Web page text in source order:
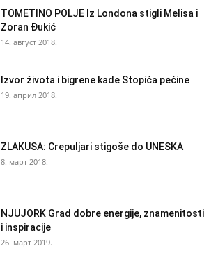
TOMETINO POLJE Iz Londona stigli Melisa i
Zoran Đukić
14. август 2018.
Izvor života i bigrene kade Stopića pećine
19. април 2018.
ZLAKUSA: Crepuljari stigoše do UNESKA
8. март 2018.
NJUJORK Grad dobre energije, znamenitosti
i inspiracije
26. март 2019.